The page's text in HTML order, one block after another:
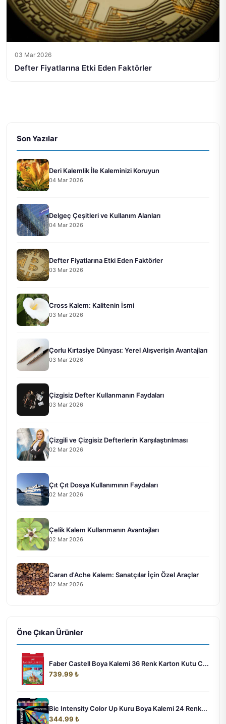
03 Mar 2026
Defter Fiyatlarına Etki Eden Faktörler
Son Yazılar
Deri Kalemlik İle Kaleminizi Koruyun
04 Mar 2026
Delgeç Çeşitleri ve Kullanım Alanları
04 Mar 2026
Defter Fiyatlarına Etki Eden Faktörler
03 Mar 2026
Cross Kalem: Kalitenin İsmi
03 Mar 2026
Çorlu Kırtasiye Dünyası: Yerel Alışverişin Avantajları
03 Mar 2026
Çizgisiz Defter Kullanmanın Faydaları
03 Mar 2026
Çizgili ve Çizgisiz Defterlerin Karşılaştırılması
02 Mar 2026
Çıt Çıt Dosya Kullanımının Faydaları
02 Mar 2026
Çelik Kalem Kullanmanın Avantajları
02 Mar 2026
Caran d'Ache Kalem: Sanatçılar İçin Özel Araçlar
02 Mar 2026
Öne Çıkan Ürünler
Faber Castell Boya Kalemi 36 Renk Karton Kutu C...
739.99 ₺
Bic Intensity Color Up Kuru Boya Kalemi 24 Renk...
344.99 ₺